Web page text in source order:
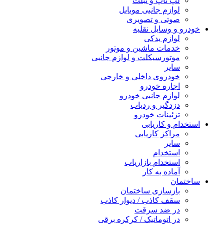
لوازم جانبی موبایل
صوتی و تصویری
خودرو و وسایل نقلیه
لوازم یدکی
خدمات ماشین و موتور
موتورسیکلت و لوازم جانبی
سایر
خودروی داخلی و خارجی
اجاره خودرو
لوازم جانبی خودرو
دزدگیر و ردیاب
تزئینات خودرو
استخدام و کاریابی
مراکز کاریابی
سایر
استخدام
استخدام بازاریاب
آماده به کار
ساختمان
بازسازی ساختمان
سقف کاذب / دیوار کاذب
در ضد سرقت
در اتوماتیک / کرکره برقی